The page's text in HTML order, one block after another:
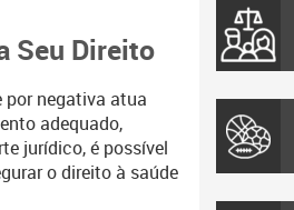
Seu Direito
por negativa atua
adequado,
jurídico, é possível
o direito à saúde